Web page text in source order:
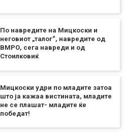
По навредите на Мицкоски и
неговиот „талог“, навредите од
ВМРО, сега навреди и од
Стоилковиќ
Мицкоски удри по младите затоа
што ја кажаа вистината, младите
не се плашат- младите ќе
победат!